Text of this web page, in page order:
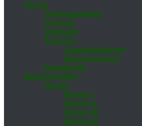
Ver­ein
Trai­nings­zei­ten
Chro­nik
Vor­stand
Sat­zung
Ju­gend­ord­nung
Eh­ren­ord­nung
Down­loads
Mann­schaf­ten
Her­ren
Her­ren I
Her­ren II
Her­ren III
Her­ren IV